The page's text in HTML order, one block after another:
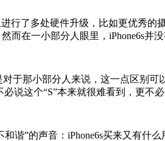
了多处硬件升级，比如更优秀的
在一小部分人眼里，iPhone6s并
那小部分人来说，这一点区别可
说这个“S”本来就很难看到，更不
”的声音：iPhone6s买来又有什么